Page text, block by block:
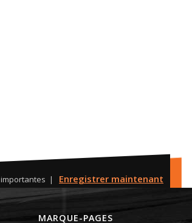
| Enregistrer maintenant
MARQUE-PAGES